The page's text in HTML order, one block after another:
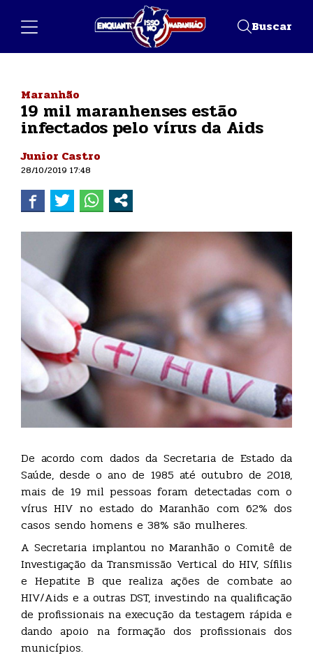
Buscar
Maranhão
19 mil maranhenses estão
infectados pelo vírus da Aids
Junior Castro
28/10/2019 17:48
De acordo com dados da Secretaria de Estado da
Saúde, desde o ano de 1985 até outubro de 2018,
mais de 19 mil pessoas foram detectadas com o
vírus HIV no estado do Maranhão com 62% dos
casos sendo homens e 38% são mulheres.
A Secretaria implantou no Maranhão o Comitê de
Investigação da Transmissão Vertical do HIV, Sífilis
e Hepatite B que realiza ações de combate ao
HIV/Aids e a outras DST, investindo na qualificação
de profissionais na execução da testagem rápida e
dando apoio na formação dos profissionais dos
municípios.